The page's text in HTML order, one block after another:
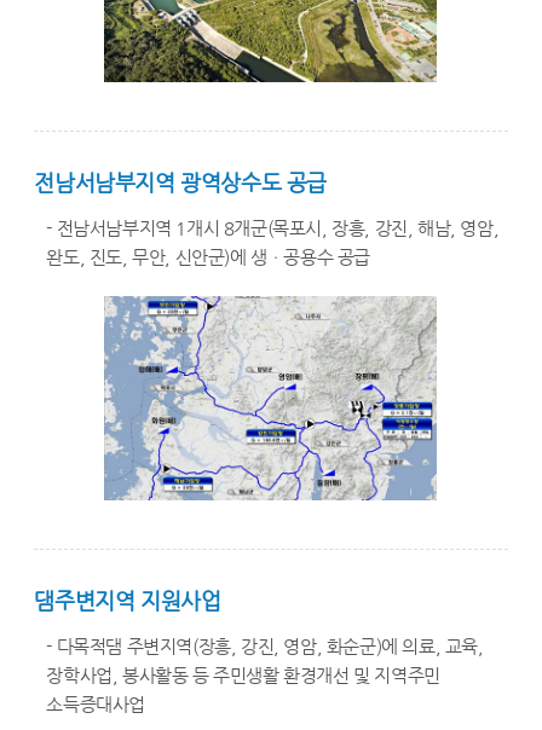
전남서남부지역 광역상수도 공급
- 전남서남부지역 1개시 8개군(목포시, 장흥, 강진, 해남, 영암,
완도, 진도, 무안, 신안군)에 생ㆍ공용수 공급
댐주변지역 지원사업
- 다목적댐 주변지역(장흥, 강진, 영암, 화순군)에 의료, 교육,
장학사업, 봉사활동 등 주민생활 환경개선 및 지역주민
소득증대사업